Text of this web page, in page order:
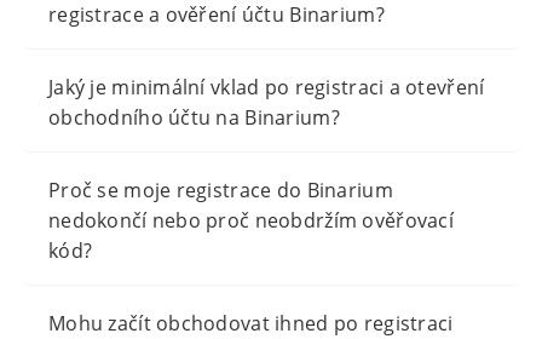
registrace a ověření účtu Binarium?
Jaký je minimální vklad po registraci a otevření
obchodního účtu na Binarium?
Proč se moje registrace do Binarium
nedokončí nebo proč neobdržím ověřovací
kód?
Mohu začít obchodovat ihned po registraci